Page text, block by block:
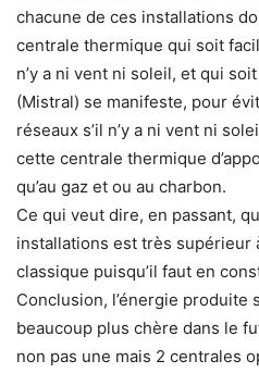
chacune de ces installations
centrale thermique qui soit
n’y a ni vent ni soleil, et qui
(Mistral) se manifeste, pour
réseaux s’il n’y a ni vent ni
cette centrale thermique
qu’au gaz et ou au charbon.
Ce qui veut dire, en passant,
installations est très supérieur
classique puisqu’il faut en
Conclusion, l’énergie produite
beaucoup plus chère dans le
non pas une mais 2 centrales